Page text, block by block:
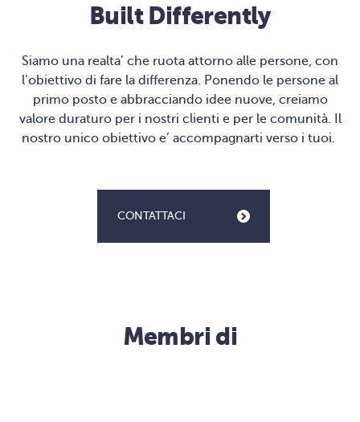
Built Differently
Siamo una realta’ che ruota attorno alle persone, con
l’obiettivo di fare la differenza. Ponendo le persone al
primo posto e abbracciando idee nuove, creiamo
valore duraturo per i nostri clienti e per le comunità. Il
nostro unico obiettivo e’ accompagnarti verso i tuoi.
CONTATTACI
Membri di